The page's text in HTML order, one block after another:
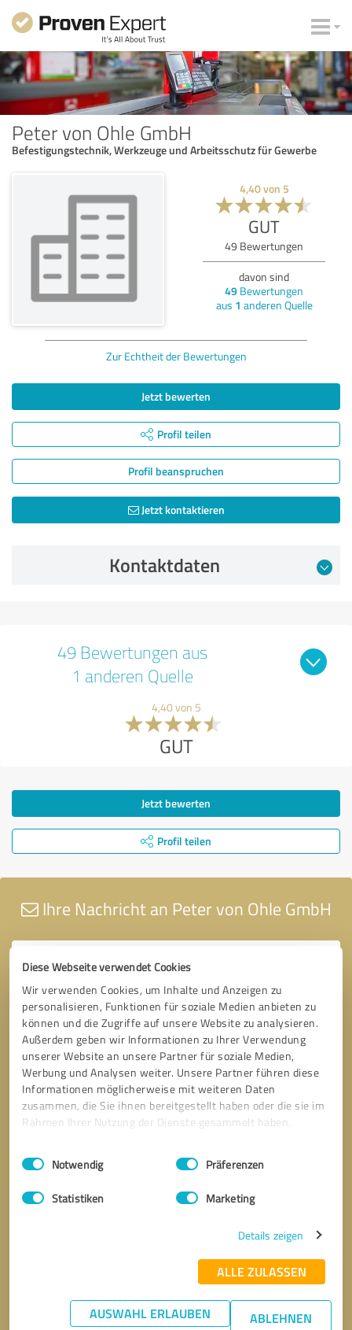
Diese Webseite verwendet Cookies
Wir verwenden Cookies, um Inhalte und Anzeigen zu
personalisieren, Funktionen für soziale Medien anbieten zu
können und die Zugriffe auf unsere Website zu analysieren.
Außerdem geben wir Informationen zu Ihrer Verwendung
unserer Website an unsere Partner für soziale Medien,
Werbung und Analysen weiter. Unsere Partner führen diese
Informationen möglicherweise mit weiteren Daten
zusammen, die Sie ihnen bereitgestellt haben oder die sie im
Rahmen Ihrer Nutzung der Dienste gesammelt haben.
Impressum Datenschutzbestimmungen
Einwilligungsauswahl
Notwendig Präferenzen
Statistiken Marketing
Details zeigen
ALLE ZULASSEN
AUSWAHL ERLAUBEN ABLEHNEN
Peter von Ohle GmbH
Befestigungstechnik, Werkzeuge und Arbeitsschutz für Gewerbe
4,40von 5
GUT
49 Bewertungen
davon sind
49 Bewertungen
aus 1 anderen Quelle
Zur Echtheit der Bewertungen
Jetzt bewerten
Profil teilen
Profil beanspruchen
Jetzt kontaktieren
Kontaktdaten
49 Bewertungen aus
1 anderen Quelle
4,40 von 5
GUT
Jetzt bewerten
Profil teilen
Ihre Nachricht an Peter von Ohle GmbH
* Erforderliche Angaben
Nachricht senden